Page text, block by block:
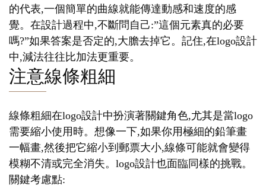
的代表,一個簡單的曲線就能傳達動感和速度的感
覺。在設計過程中,不斷問自己:”這個元素真的必要
嗎?”如果答案是否定的,大膽去掉它。記住,在logo設計
中,減法往往比加法更重要。
注意線條粗細
線條粗細在logo設計中扮演著關鍵角色,尤其是當logo
需要縮小使用時。想像一下,如果你用極細的鉛筆畫
一幅畫,然後把它縮小到郵票大小,線條可能就會變得
模糊不清或完全消失。logo設計也面臨同樣的挑戰。
關鍵考慮點: